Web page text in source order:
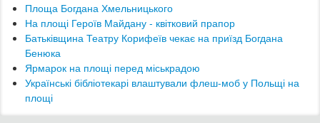
Площа Богдана Хмельницького
На площі Героїв Майдану - квітковий прапор
Батьківщина Театру Корифеїв чекає на приїзд Богдана
Бенюка
​Ярмарок на площі перед міськрадою
Українські бібліотекарі влаштували флеш-моб у Польщі на
площі